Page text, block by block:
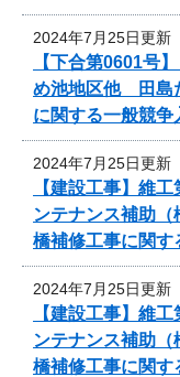
2024年7月25日更新
【下合第0601号
め池地区他 田島
に関する一般競争
2024年7月25日更新
【建設工事】維
ンテナンス補助（
橋補修工事に関す
2024年7月25日更新
【建設工事】維
ンテナンス補助（
橋補修工事に関す